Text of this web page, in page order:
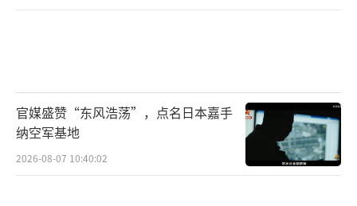
官媒盛赞“东风浩荡”，点名日本嘉手
纳空军基地
2026-08-07 10:40:02